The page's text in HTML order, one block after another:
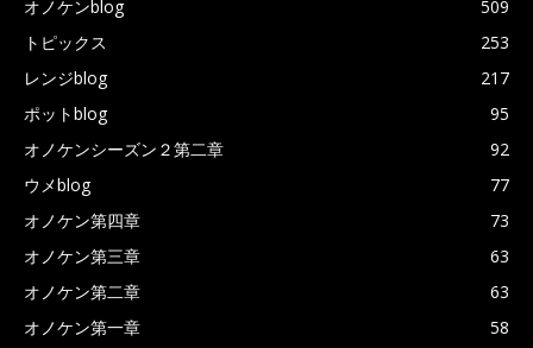
オノケンblog
509
トピックス
253
レンジblog
217
ポットblog
95
オノケンシーズン２第二章
92
ウメblog
77
オノケン第四章
73
オノケン第三章
63
オノケン第二章
63
オノケン第一章
58